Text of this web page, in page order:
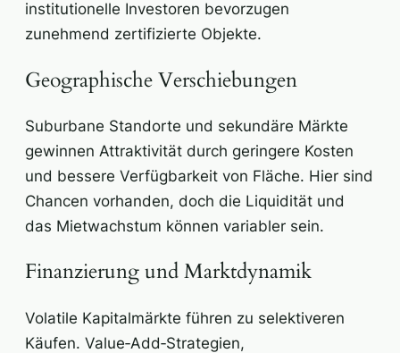
institutionelle Investoren bevorzugen
zunehmend zertifizierte Objekte.
Geographische Verschiebungen
Suburbane Standorte und sekundäre Märkte
gewinnen Attraktivität durch geringere Kosten
und bessere Verfügbarkeit von Fläche. Hier sind
Chancen vorhanden, doch die Liquidität und
das Mietwachstum können variabler sein.
Finanzierung und Marktdynamik
Volatile Kapitalmärkte führen zu selektiveren
Käufen. Value‑Add‑Strategien,